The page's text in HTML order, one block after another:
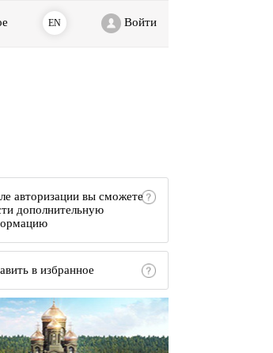
EN Войти
авторизации вы сможете
дополнительную
в избранное